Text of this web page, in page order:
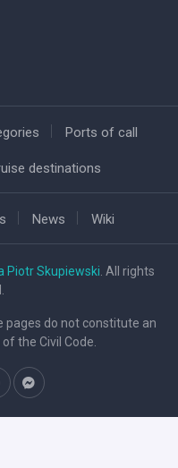
Ports of call
destinations
News Wiki
Piotr Skupiewski . All rights
pages do not constitute an
the Civil Code.